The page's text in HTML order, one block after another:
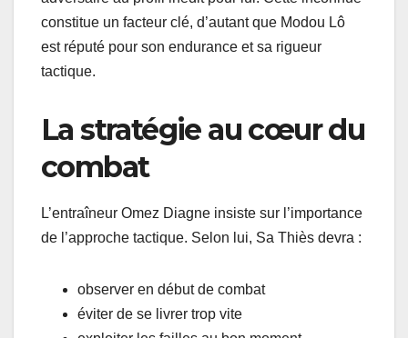
constitue un facteur clé, d’autant que Modou Lô
est réputé pour son endurance et sa rigueur
tactique.
La stratégie au cœur du
combat
L’entraîneur Omez Diagne insiste sur l’importance
de l’approche tactique. Selon lui, Sa Thiès devra :
observer en début de combat
éviter de se livrer trop vite